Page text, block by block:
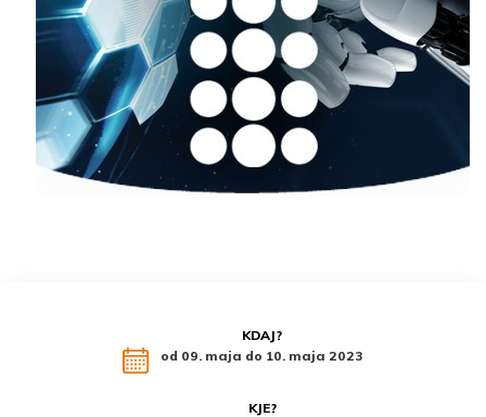
KDAJ?
od 09. maja do 10. maja 2023
KJE?